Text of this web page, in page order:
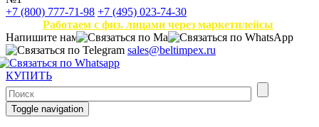
+7 (800) 777-71-98 +7 (495) 023-74-30
Работаем с физ. лицами через маркетплейсы
Напишите нам
sales@beltimpex.ru
КУПИТЬ
Toggle navigation